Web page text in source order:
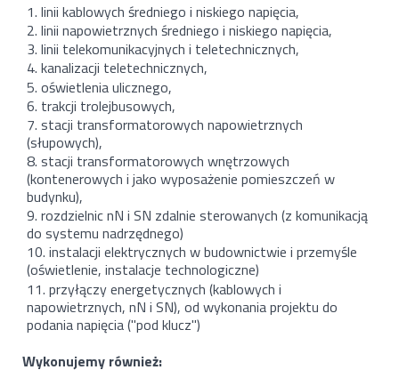
linii kablowych średniego i niskiego napięcia,
linii napowietrznych średniego i niskiego napięcia,
linii telekomunikacyjnych i teletechnicznych,
kanalizacji teletechnicznych,
oświetlenia ulicznego,
trakcji trolejbusowych,
stacji transformatorowych napowietrznych
(słupowych),
stacji transformatorowych wnętrzowych
(kontenerowych i jako wyposażenie pomieszczeń w
budynku),
rozdzielnic nN i SN zdalnie sterowanych (z komunikacją
do systemu nadrzędnego)
instalacji elektrycznych w budownictwie i przemyśle
(oświetlenie, instalacje technologiczne)
przyłączy energetycznych (kablowych i
napowietrznych, nN i SN), od wykonania projektu do
podania napięcia ("pod klucz")
Wykonujemy również: